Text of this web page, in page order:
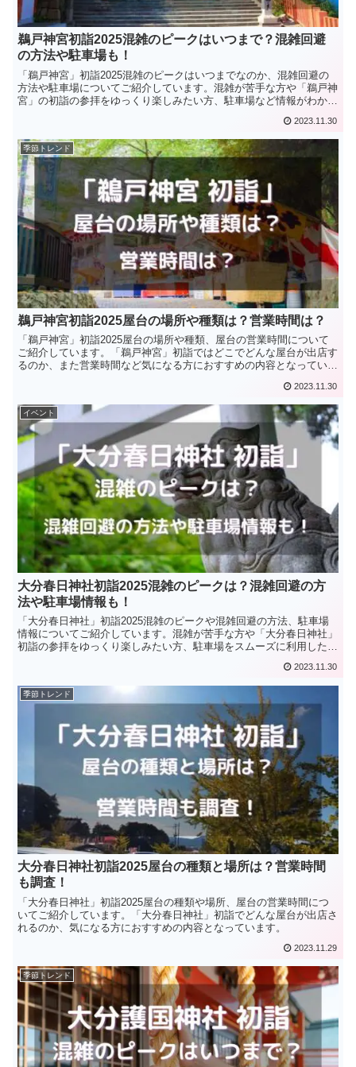
鵜戸神宮初詣2025混雑のピークはいつまで？混雑回避
の方法や駐車場も！
「鵜戸神宮」初詣2025混雑のピークはいつまでなのか、混雑回避の
方法や駐車場についてご紹介しています。混雑が苦手な方や「鵜戸神
宮」の初詣の参拝をゆっくり楽しみたい方、駐車場など情報がわかる
2023.11.30
季節トレンド
鵜戸神宮初詣2025屋台の場所や種類は？営業時間は？
「鵜戸神宮」初詣2025屋台の場所や種類、屋台の営業時間について
ご紹介しています。「鵜戸神宮」初詣ではどこでどんな屋台が出店す
るのか、また営業時間など気になる方におすすめの内容となっていま
2023.11.30
イベント
大分春日神社初詣2025混雑のピークは？混雑回避の方
法や駐車場情報も！
「大分春日神社」初詣2025混雑のピークや混雑回避の方法、駐車場
情報についてご紹介しています。混雑が苦手な方や「大分春日神社」
初詣の参拝をゆっくり楽しみたい方、駐車場をスムーズに利用したい
2023.11.30
季節トレンド
大分春日神社初詣2025屋台の種類と場所は？営業時間
も調査！
「大分春日神社」初詣2025屋台の種類や場所、屋台の営業時間につ
いてご紹介しています。「大分春日神社」初詣でどんな屋台が出店さ
れるのか、気になる方におすすめの内容となっています。
2023.11.29
季節トレンド